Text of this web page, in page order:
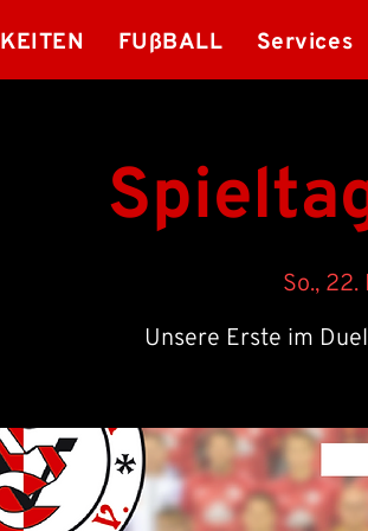
So., 22.
Unsere Erste im
FUßBALL Services